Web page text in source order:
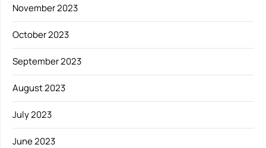
November 2023
October 2023
September 2023
August 2023
July 2023
June 2023